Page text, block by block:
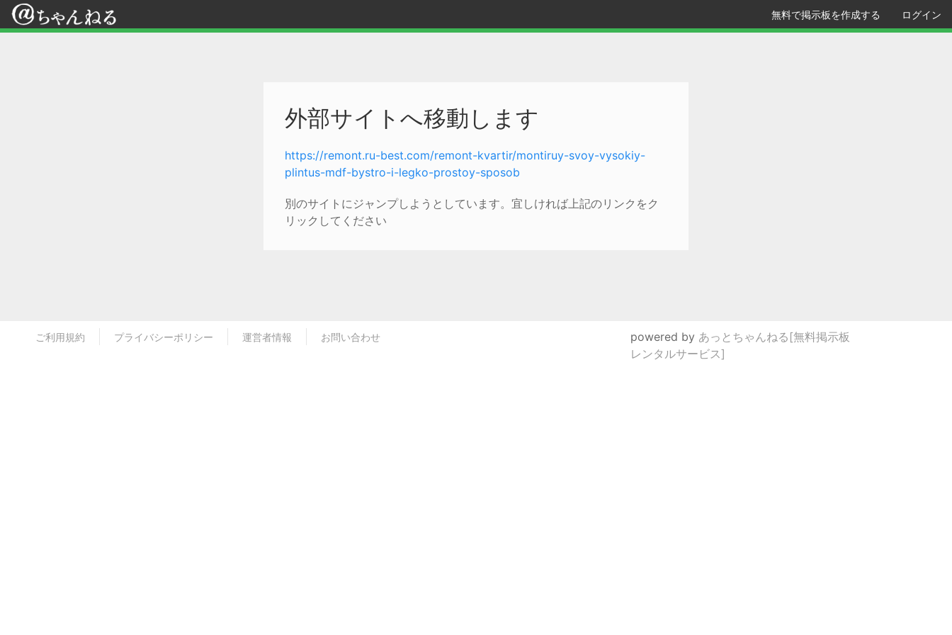
無料で掲示板を作成する ログイン
外部サイトへ移動します
https://remont.ru-best.com/remont-kvartir/montiruy-svoy-vysokiy-
plintus-mdf-bystro-i-legko-prostoy-sposob
別のサイトにジャンプしようとしています。宜しければ上記のリンクをク
リックしてください
ご利用規約 プライバシーポリシー 運営者情報 お問い合わせ powered by あっとちゃんねる[無料掲示板
レンタルサービス]